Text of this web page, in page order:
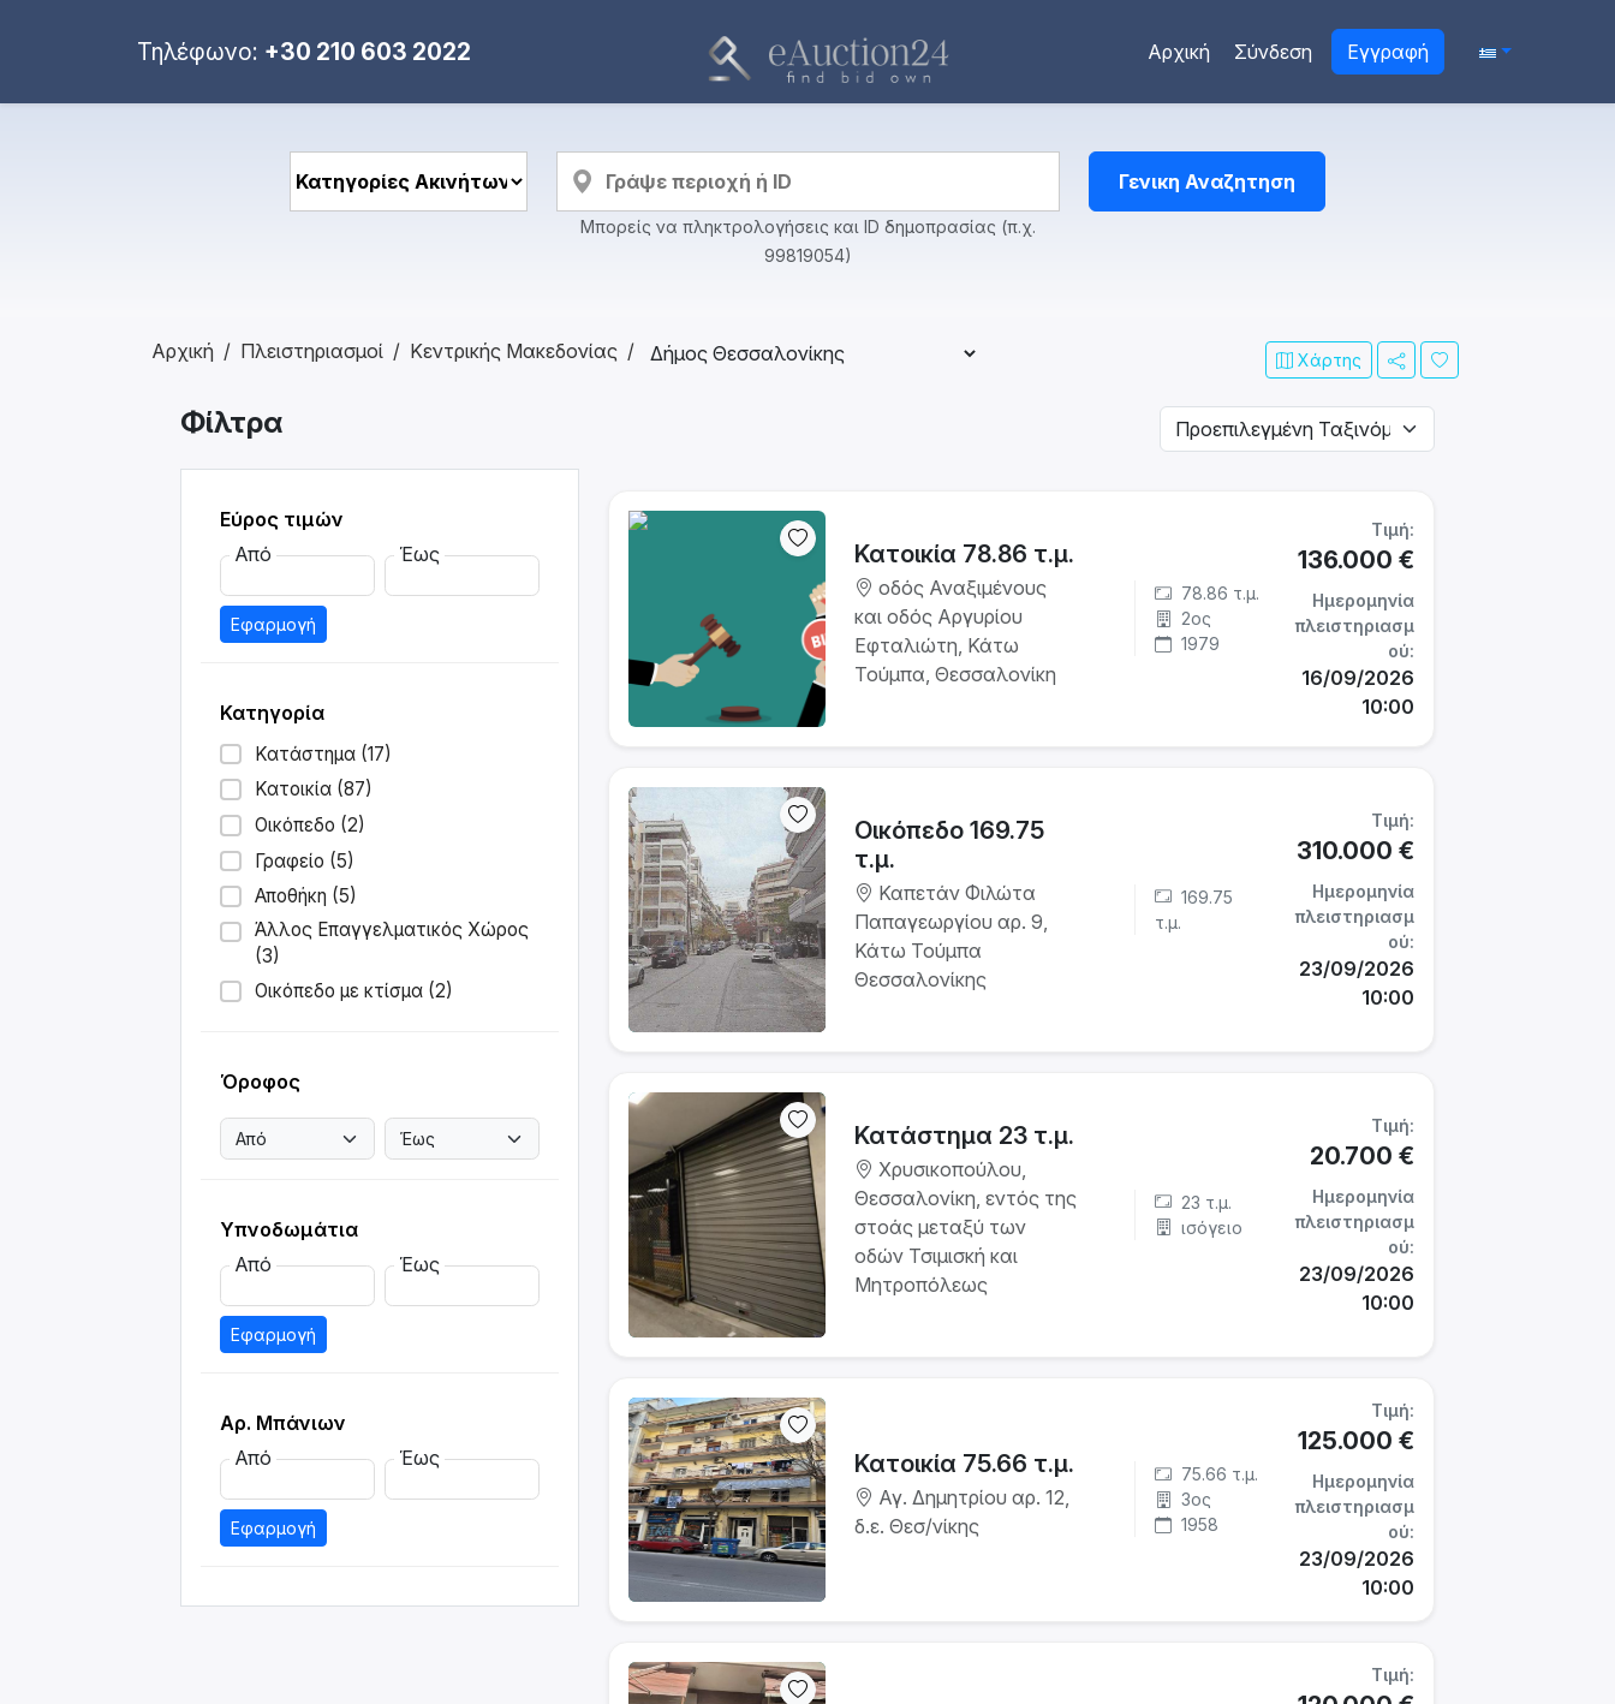
Τηλέφωνο: +30 210 603 2022 Αρχική Σύνδεση Εγγραφή
Μπορείς να πληκτρολογήσεις και ID δημοπρασίας (π.χ.
99819054)
Γενικη Αναζητηση
Αρχική Πλειστηριασμοί Κεντρικής Μακεδονίας Χάρτης
Φίλτρα
Εύρος τιμών
Από
Έως
Εφαρμογή
Κατηγορία
Κατάστημα (17)
Κατοικία (87)
Οικόπεδο (2)
Γραφείο (5)
Αποθήκη (5)
Άλλος Επαγγελματικός Χώρος
(3)
Οικόπεδο με κτίσμα (2)
Όροφος
Υπνοδωμάτια
Από
Έως
Εφαρμογή
Αρ. Μπάνιων
Από
Έως
Εφαρμογή
Κατοικία 78.86 τ.μ.
οδός Αναξιμένους
και οδός Αργυρίου
Εφταλιώτη, Κάτω
Τούμπα, Θεσσαλονίκη
78.86 τ.μ.
2ος
1979
Τιμή:
136.000 €
Ημερομηνία
πλειστηριασμ
ού:
16/09/2026
10:00
Οικόπεδο 169.75
τ.μ.
Καπετάν Φιλώτα
Παπαγεωργίου αρ. 9,
Κάτω Τούμπα
Θεσσαλονίκης
169.75
τ.μ.
Τιμή:
310.000 €
Ημερομηνία
πλειστηριασμ
ού:
23/09/2026
10:00
Κατάστημα 23 τ.μ.
Χρυσικοπούλου,
Θεσσαλονίκη, εντός της
στοάς μεταξύ των
οδών Τσιμισκή και
Μητροπόλεως
23 τ.μ.
ισόγειο
Τιμή:
20.700 €
Ημερομηνία
πλειστηριασμ
ού:
23/09/2026
10:00
Κατοικία 75.66 τ.μ.
Αγ. Δημητρίου αρ. 12,
δ.ε. Θεσ/νίκης
75.66 τ.μ.
3ος
1958
Τιμή:
125.000 €
Ημερομηνία
πλειστηριασμ
ού:
23/09/2026
10:00
Τιμή: